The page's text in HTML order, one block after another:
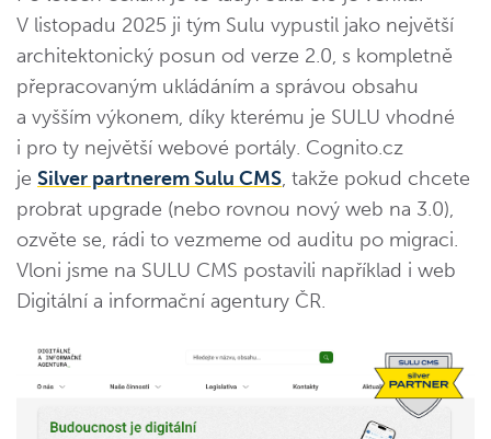
V listopadu 2025 ji tým Sulu vypustil jako největší
architektonický posun od verze 2.0, s kompletně
přepracovaným ukládáním a správou obsahu
a vyšším výkonem, díky kterému je SULU vhodné
i pro ty největší webové portály. Cognito.cz
je Silver partnerem Sulu CMS, takže pokud chcete
probrat upgrade (nebo rovnou nový web na 3.0),
ozvěte se, rádi to vezmeme od auditu po migraci.
Vloni jsme na SULU CMS postavili například i web
Digitální a informační agentury ČR.